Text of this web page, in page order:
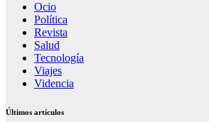
Ocio
Política
Revista
Salud
Tecnología
Viajes
Videncia
Últimos artículos